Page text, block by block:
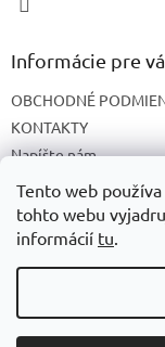
Tento web
tohto webu
informácií tu.
Informácie pre
OBCHODNÉ
KONTAKTY
Napíšte nám
Copyright 2026